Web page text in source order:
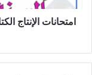
مع
الإصلاح
امتحانات الإنتاج